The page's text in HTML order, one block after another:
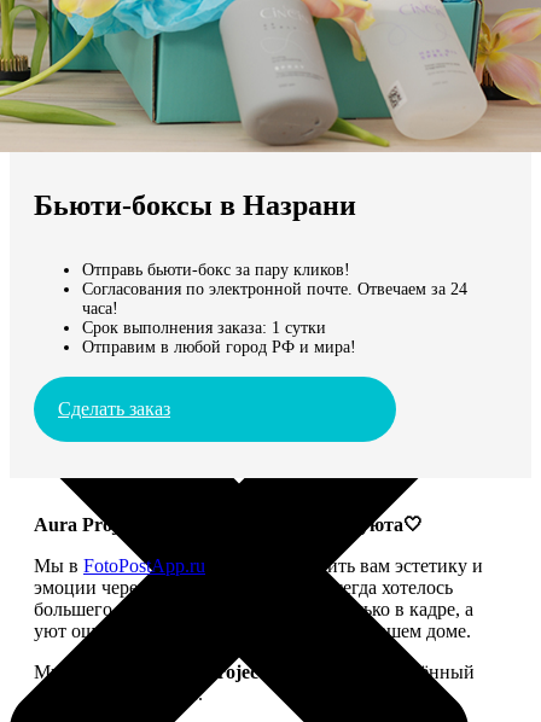
Мы доставляем по всему миру
Бьюти-боксы в Назрани
Отправь бьюти-бокс за пару кликов!
Согласования по электронной почте. Отвечаем за 24
часа!
Срок выполнения заказа: 1 сутки
Отправим в любой город РФ и мира!
Сделать заказ
Aura Project: твой ритуал красоты и уюта🤍
Мы в FotoPostApp.ru привыкли дарить вам эстетику и
эмоции через фотографии. Но нам всегда хотелось
большего — чтобы красота жила не только в кадре, а
уют ощущался не только в ленте, но и в вашем доме.
Мы запускаем
Aura Project
— проект, посвящённый
осознанной красоте.